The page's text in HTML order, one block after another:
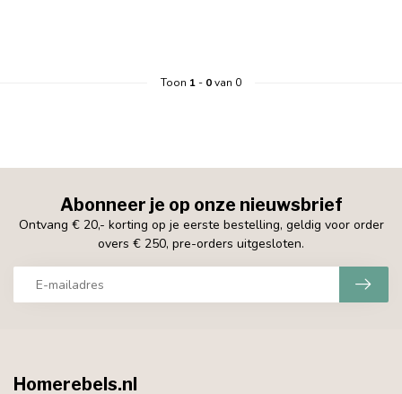
Toon 1- 0van 0
Abonneer je op onze nieuwsbrief
Ontvang € 20,- korting op je eerste bestelling, geldig voor order
overs € 250, pre-orders uitgesloten.
Homerebels.nl